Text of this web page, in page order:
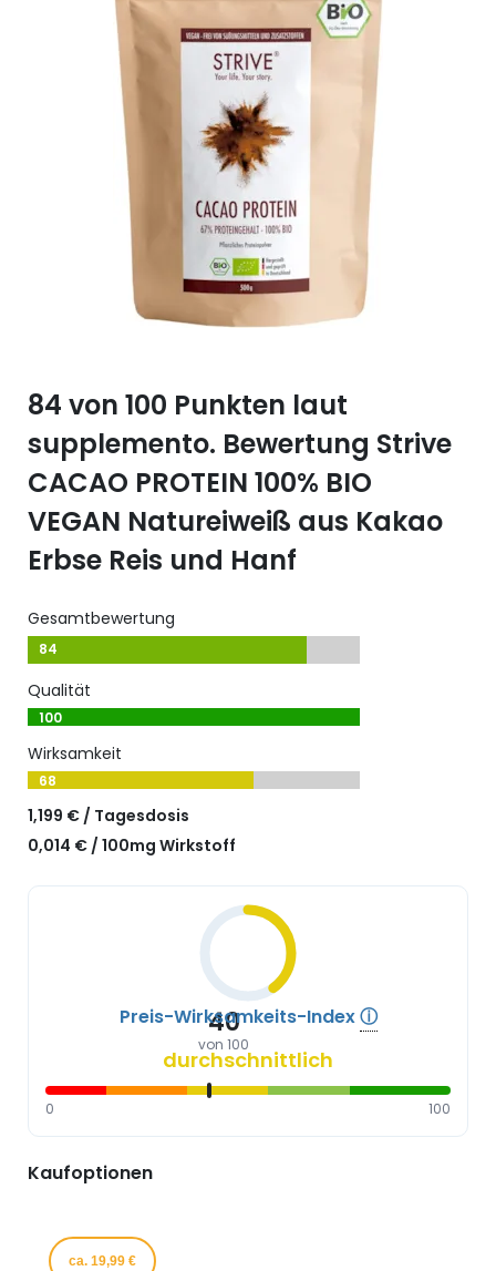
Selen (Se)
Silicium (Si)
Vitamin B12
Vitamin C
Vitamin D
Vitamin K
Vitamin Q (Q10)
84 von 100 Punkten laut
supplemento. Bewertung Strive
CACAO PROTEIN 100% BIO
VEGAN Natureiweiß aus Kakao
Erbse Reis und Hanf
Gesamtbewertung
84
Qualität
100
Wirksamkeit
68
1,199 € / Tagesdosis
0,014 € / 100mg Wirkstoff
40
von 100
Preis-Wirksamkeits-Indexⓘ
durchschnittlich
0 100
Kaufoptionen
ca. 19,99 €